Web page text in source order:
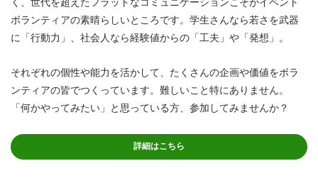
ボランティアの素晴らしいところです。学生さんなら若さを武器
に「行動力」、社会人なら経験値からの「工夫」や「発想」。
それぞれの個性や能力を活かして、たくさんの企画や価値をボラ
ンティアの皆でつくっています。難しいこと特にありません。
「何かやってみたい」と思っている方、参加してみませんか？
詳細はこちら